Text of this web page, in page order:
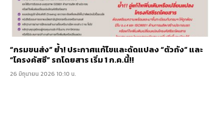
“กรมขนส่ง” ย้ำ! ประกาศแก้ไขและดัดแปลง “ตัวถัง” และ
“โครงคัสซี” รถโดยสาร เริ่ม 1 ก.ค.นี้!!
26 มิถุนายน 2026 10:10 น.